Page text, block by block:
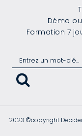
Démo
Formation 7
2023 ©copyright